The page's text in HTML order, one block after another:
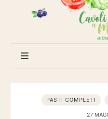
PASTI COMPLETI
27